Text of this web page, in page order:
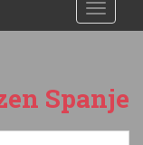
Spanje